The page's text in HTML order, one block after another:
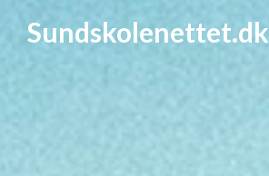
Sundskolenettet.dk